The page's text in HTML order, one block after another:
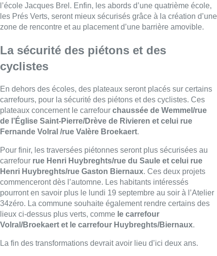
l’école Jacques Brel. Enfin, les abords d’une quatrième école,
les Prés Verts, seront mieux sécurisés grâce à la création d’une
zone de rencontre et au placement d’une barrière amovible.
La sécurité des piétons et des
cyclistes
En dehors des écoles, des plateaux seront placés sur certains
carrefours, pour la sécurité des piétons et des cyclistes. Ces
plateaux concernent le carrefour chaussée de Wemmel/rue
de l’Église Saint-Pierre/Drève de Rivieren et celui rue
Fernande Volral /rue Valère Broekaert.
Pour finir, les traversées piétonnes seront plus sécurisées au
carrefour rue Henri Huybreghts/rue du Saule et celui rue
Henri Huybreghts/rue Gaston Biernaux. Ces deux projets
commenceront dès l’automne. Les habitants intéressés
pourront en savoir plus le lundi 19 septembre au soir à l’Atelier
34zéro. La commune souhaite également rendre certains des
lieux ci-dessus plus verts, comme le carrefour
Volral/Broekaert et le carrefour Huybreghts/Biernaux.
La fin des transformations devrait avoir lieu d’ici deux ans.